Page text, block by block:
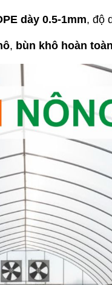
dày 0.5-1mm, độ
, bùn khô hoàn toàn